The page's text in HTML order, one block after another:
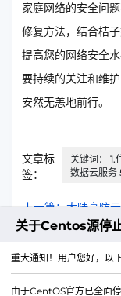
家庭网络的安全问
修复方法，结合桔
提高您的网络安全
要持续的关注和维
安然无恙地前行。
文章标
签：
关键词： 1.
数据云服务
上一篇：大陆高防
关于Centos源停
重大通知！用户您好，以
由于CentOS官方已全面